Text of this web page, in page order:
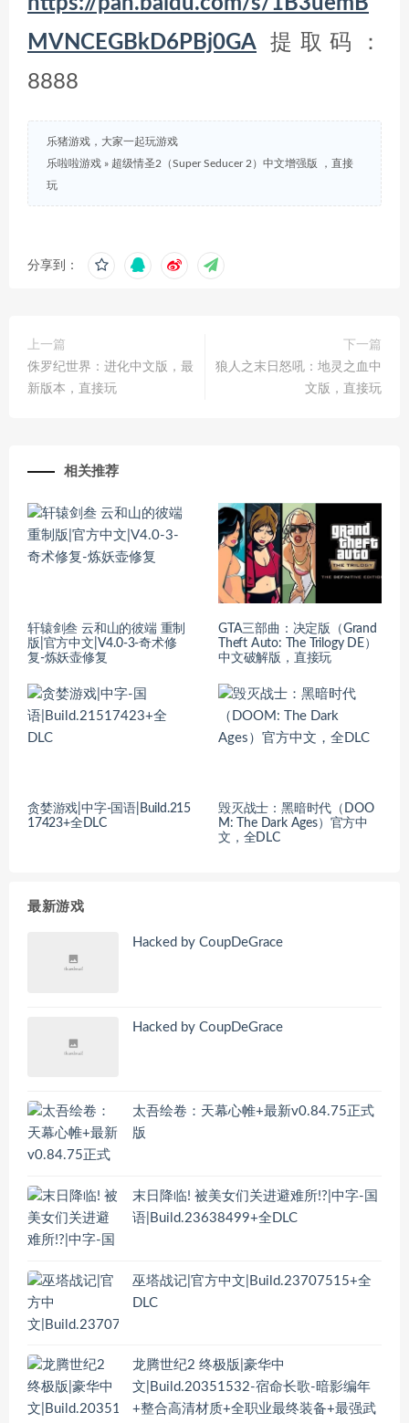
MVNCEGBkD6PBj0GA
提取码：
8888
乐猪游戏，大家一起玩游戏
乐啦啦游戏 » 超级情圣2（Super Seducer 2）中文增强版 ，直接
玩
分享到：
上一篇
侏罗纪世界：进化中文版，最
新版本，直接玩
下一篇
狼人之末日怒吼：地灵之血中
文版，直接玩
相关推荐
轩辕剑叁 云和山的彼端 重制
版|官方中文|V4.0-3-奇术修
复-炼妖壶修复
GTA三部曲：决定版（Grand
Theft Auto: The Trilogy DE）
中文破解版，直接玩
贪婪游戏|中字-国语|Build.215
17423+全DLC
毁灭战士：黑暗时代（DOO
M: The Dark Ages）官方中
文，全DLC
最新游戏
Hacked by CoupDeGrace
Hacked by CoupDeGrace
太吾绘卷：天幕心帷+最新v0.84.75正式
版
末日降临! 被美女们关进避难所!?|中字-国
语|Build.23638499+全DLC
巫塔战记|官方中文|Build.23707515+全
DLC
龙腾世纪2 终极版|豪华中
文|Build.20351532-宿命长歌-暗影编年
+整合高清材质+全职业最终装备+最强武